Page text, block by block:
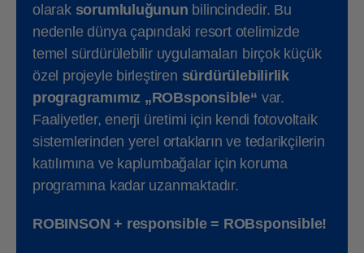
olarak sorumluluğunun bilincindedir. Bu
nedenle dünya çapındaki resort otelimizde
temel sürdürülebilir uygulamaları birçok küçük
özel projeyle birleştiren sürdürülebilirlik
progragramımız „ROBsponsible“ var.
Faaliyetler, enerji üretimi için kendi fotovoltaik
sistemlerinden yerel ortakların ve tedarikçilerin
katılımına ve kaplumbağalar için koruma
programına kadar uzanmaktadır.
ROBINSON + responsible = ROBsponsible!